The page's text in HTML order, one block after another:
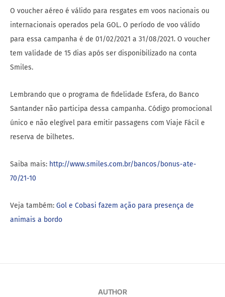
O voucher aéreo é válido para resgates em voos nacionais ou
internacionais operados pela GOL. O período de voo válido
para essa campanha é de 01/02/2021 a 31/08/2021. O voucher
tem validade de 15 dias após ser disponibilizado na conta
Smiles.
Lembrando que o programa de fidelidade Esfera, do Banco
Santander não participa dessa campanha. Código promocional
único e não elegível para emitir passagens com Viaje Fácil e
reserva de bilhetes.
Saiba mais: http://www.smiles.com.br/bancos/bonus-ate-
70/21-10
Veja também: Gol e Cobasi fazem ação para presença de
animais a bordo
AUTHOR